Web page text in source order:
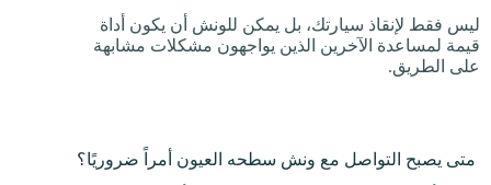
ليس فقط لإنقاذ سيارتك، بل يمكن للونش أن يكون أداة
قيمة لمساعدة الآخرين الذين يواجهون مشكلات مشابهة
على الطريق.
متى يصبح التواصل مع ونش سطحه العيون أمراً ضروريًا؟